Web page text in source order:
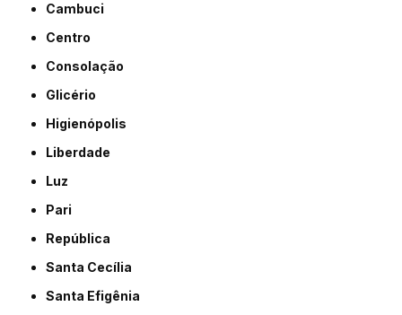
Cambuci
Centro
Consolação
Glicério
Higienópolis
Liberdade
Luz
Pari
República
Santa Cecília
Santa Efigênia